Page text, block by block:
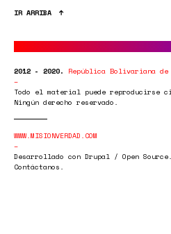
IR ARRIBA
2012 - 2020. República Bolivariana de
Todo el material puede reproducirse
Ningún derecho reservado.
WWW.MISIONVERDAD.COM
Desarrollado con Drupal / Open Source.
Contáctanos.